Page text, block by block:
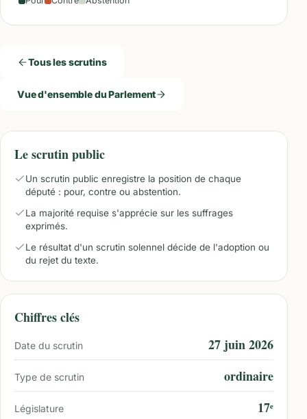
Tous les scrutins
Vue d'ensemble du Parlement
Le scrutin public
Un scrutin public enregistre la position de chaque
député : pour, contre ou abstention.
La majorité requise s'apprécie sur les suffrages
exprimés.
Le résultat d'un scrutin solennel décide de l'adoption ou
du rejet du texte.
Chiffres clés
Date du scrutin 27 juin 2026
Type de scrutin ordinaire
Législature 17ᵉ